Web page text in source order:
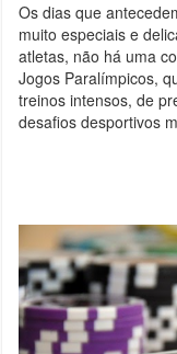
Os dias que
muito especiais e
atletas, não há uma
Jogos Paralímpicos,
treinos intensos, de
desafios desportivos